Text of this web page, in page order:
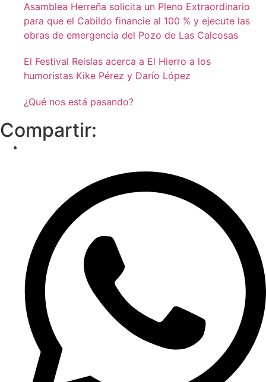
Asamblea Herreña solicita un Pleno Extraordinario
para que el Cabildo financie al 100 % y ejecute las
obras de emergencia del Pozo de Las Calcosas
El Festival Reislas acerca a El Hierro a los
humoristas Kike Pérez y Darío López
¿Qué nos está pasando?
Compartir: